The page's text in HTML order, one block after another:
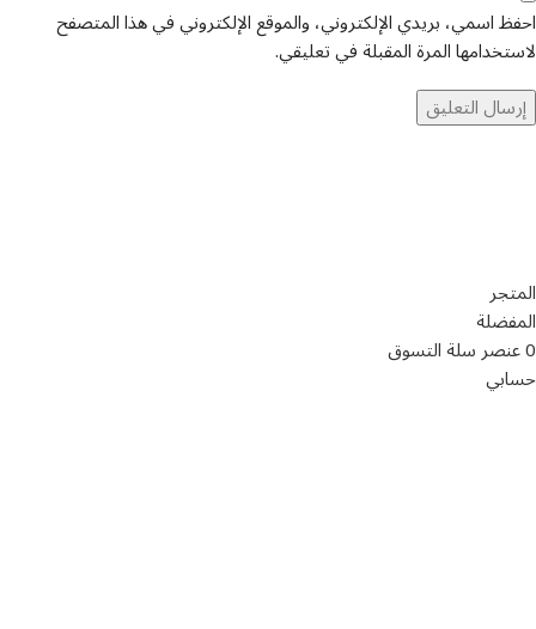
احفظ اسمي، بريدي الإلكتروني، والموقع الإلكتروني في هذا المتصفح
لاستخدامها المرة المقبلة في تعليقي.
المتجر
المفضلة
0عنصرسلة التسوق
حسابي